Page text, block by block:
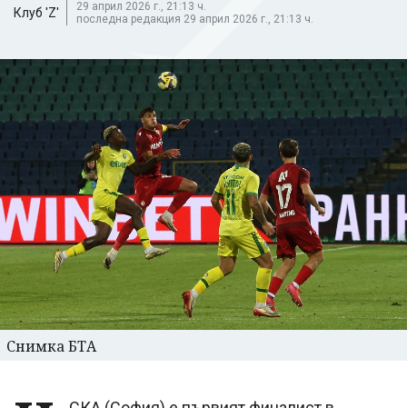
Клуб 'Z'
29 април 2026 г., 21:13 ч.
последна редакция 29 април 2026 г., 21:13 ч.
Снимка БТА